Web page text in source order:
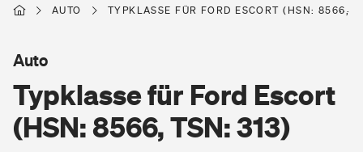
Berufsunfähigkeitsversicherung
Erwerbsunfähigkeitsversicherung
Wohnen
AUTO TYPKLASSE FÜR FORD ESCORT (HSN: 8566,
Typklasse für Ford Escort
(HSN: 8566, TSN: 313)
Auto